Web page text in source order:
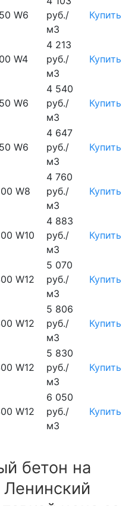
W6
руб./
м3
Купить
W4
4 213
руб./
м3
Купить
W6
4 540
руб./
м3
Купить
W6
4 647
руб./
м3
Купить
W8
4 760
руб./
м3
Купить
W10
4 883
руб./
м3
Купить
W12
5 070
руб./
м3
Купить
W12
5 806
руб./
м3
Купить
W12
5 830
руб./
м3
Купить
W12
6 050
руб./
м3
Купить
бетон на